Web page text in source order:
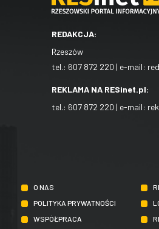
REDAKCJA:
Rzeszów
tel.: 607 872 220 | e-mail:
REKLAMA NA RESinet.pl:
tel.: 607 872 220 | e-mail:
O NAS
POLITYKA PRYWATNOŚCI
WSPÓŁPRACA